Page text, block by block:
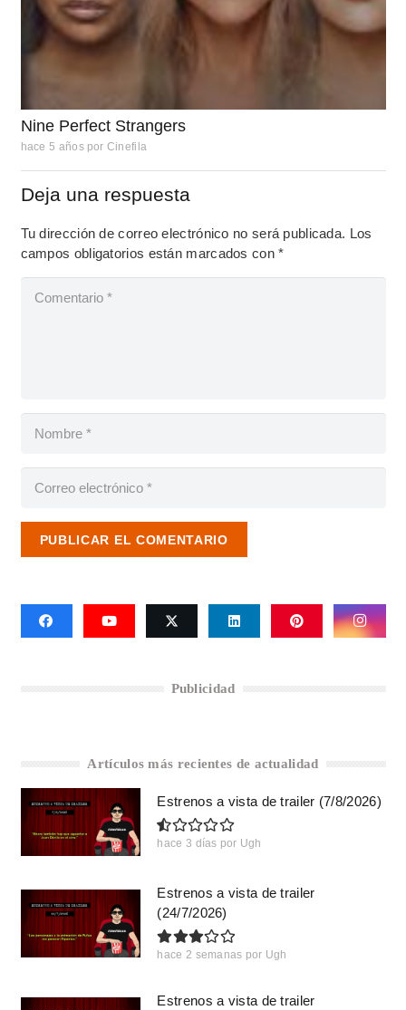
Nine Perfect Strangers
hace 5 años por Cinefila
Deja una respuesta
Tu dirección de correo electrónico no será publicada. Los
campos obligatorios están marcados con*
PUBLICAR EL COMENTARIO
Publicidad
Artículos más recientes de actualidad
Estrenos a vista de trailer (7/8/2026)
hace 3 días por Ugh
Estrenos a vista de trailer
(24/7/2026)
hace 2 semanas por Ugh
Estrenos a vista de trailer